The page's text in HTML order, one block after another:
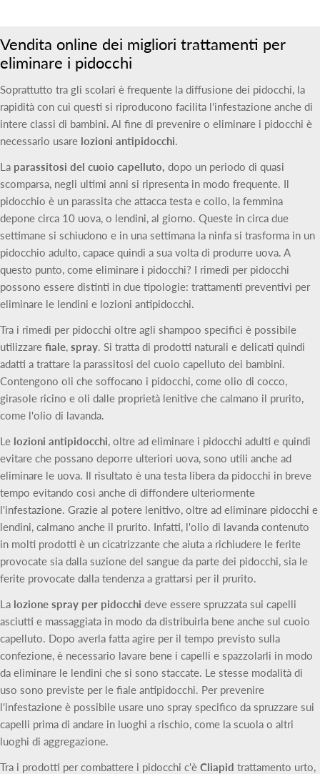
Vendita online dei migliori trattamenti per
eliminare i pidocchi
Soprattutto tra gli scolari è frequente la diffusione dei pidocchi, la
rapidità con cui questi si riproducono facilita l'infestazione anche di
intere classi di bambini. Al fine di prevenire o eliminare i pidocchi è
necessario usare lozioni antipidocchi.
La parassitosi del cuoio capelluto, dopo un periodo di quasi
scomparsa, negli ultimi anni si ripresenta in modo frequente. Il
pidocchio è un parassita che attacca testa e collo, la femmina
depone circa 10 uova, o lendini, al giorno. Queste in circa due
settimane si schiudono e in una settimana la ninfa si trasforma in un
pidocchio adulto, capace quindi a sua volta di produrre uova. A
questo punto, come eliminare i pidocchi? I rimedi per pidocchi
possono essere distinti in due tipologie: trattamenti preventivi per
eliminare le lendini e lozioni antipidocchi.
Tra i rimedi per pidocchi oltre agli shampoo specifici è possibile
utilizzare fiale, spray. Si tratta di prodotti naturali e delicati quindi
adatti a trattare la parassitosi del cuoio capelluto dei bambini.
Contengono oli che soffocano i pidocchi, come olio di cocco,
girasole ricino e oli dalle proprietà lenitive che calmano il prurito,
come l'olio di lavanda.
Le lozioni antipidocchi, oltre ad eliminare i pidocchi adulti e quindi
evitare che possano deporre ulteriori uova, sono utili anche ad
eliminare le uova. Il risultato è una testa libera da pidocchi in breve
tempo evitando così anche di diffondere ulteriormente
l'infestazione. Grazie al potere lenitivo, oltre ad eliminare pidocchi e
lendini, calmano anche il prurito. Infatti, l'olio di lavanda contenuto
in molti prodotti è un cicatrizzante che aiuta a richiudere le ferite
provocate sia dalla suzione del sangue da parte dei pidocchi, sia le
ferite provocate dalla tendenza a grattarsi per il prurito.
La lozione spray per pidocchi deve essere spruzzata sui capelli
asciutti e massaggiata in modo da distribuirla bene anche sul cuoio
capelluto. Dopo averla fatta agire per il tempo previsto sulla
confezione, è necessario lavare bene i capelli e spazzolarli in modo
da eliminare le lendini che si sono staccate. Le stesse modalità di
uso sono previste per le fiale antipidocchi. Per prevenire
l'infestazione è possibile usare uno spray specifico da spruzzare sui
capelli prima di andare in luoghi a rischio, come la scuola o altri
luoghi di aggregazione.
Tra i prodotti per combattere i pidocchi c'è Cliapid trattamento urto,